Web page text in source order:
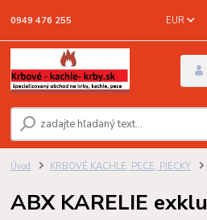
EUR
0949 476 255
Úvod KRBOVÉ KACHLE, PECE, PIECKY
ABX KARELIE